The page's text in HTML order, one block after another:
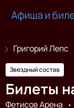
Афиша и
Григорий Лепс
Звездный состав
Билеты
Фетисов Арена